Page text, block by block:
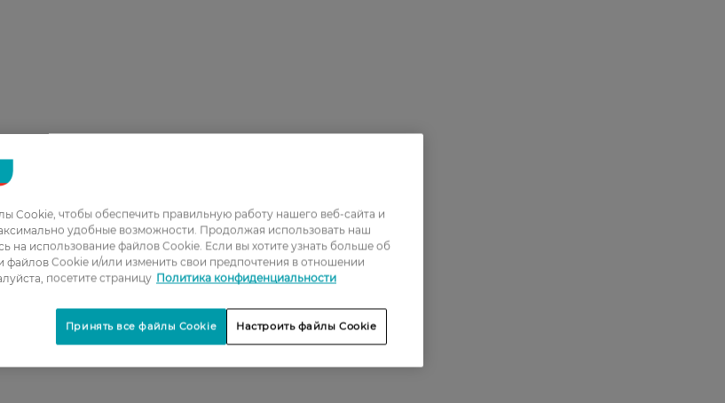
Cookie, чтобы обеспечить правильную работу нашего веб-сайта и
удобные возможности. Продолжая использовать наш
на использование файлов Cookie. Если вы хотите узнать больше об
файлов Cookie и/или изменить свои предпочтения в отношении
посетите страницу Политика конфиденциальности
Настроить файлы Cookie
Принять все файлы Cookie